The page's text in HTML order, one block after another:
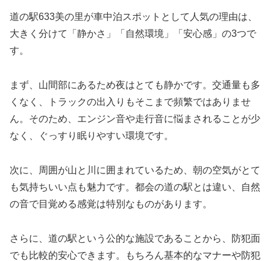
道の駅633美の里が車中泊スポットとして人気の理由は、
大きく分けて「静かさ」「自然環境」「安心感」の3つで
す。
まず、山間部にあるため夜はとても静かです。交通量も多
くなく、トラックの出入りもそこまで頻繁ではありませ
ん。そのため、エンジン音や走行音に悩まされることが少
なく、ぐっすり眠りやすい環境です。
次に、周囲が山と川に囲まれているため、朝の空気がとて
も気持ちいい点も魅力です。都会の道の駅とは違い、自然
の音で目覚める感覚は特別なものがあります。
さらに、道の駅という公的な施設であることから、防犯面
でも比較的安心できます。もちろん基本的なマナーや防犯